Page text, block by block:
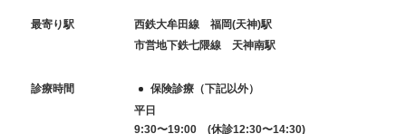
最寄り駅
西鉄大牟田線 福岡(天神)駅
市営地下鉄七隈線 天神南駅
診療時間
保険診療（下記以外）
平日
9:30〜19:00 (休診12:30〜14:30)